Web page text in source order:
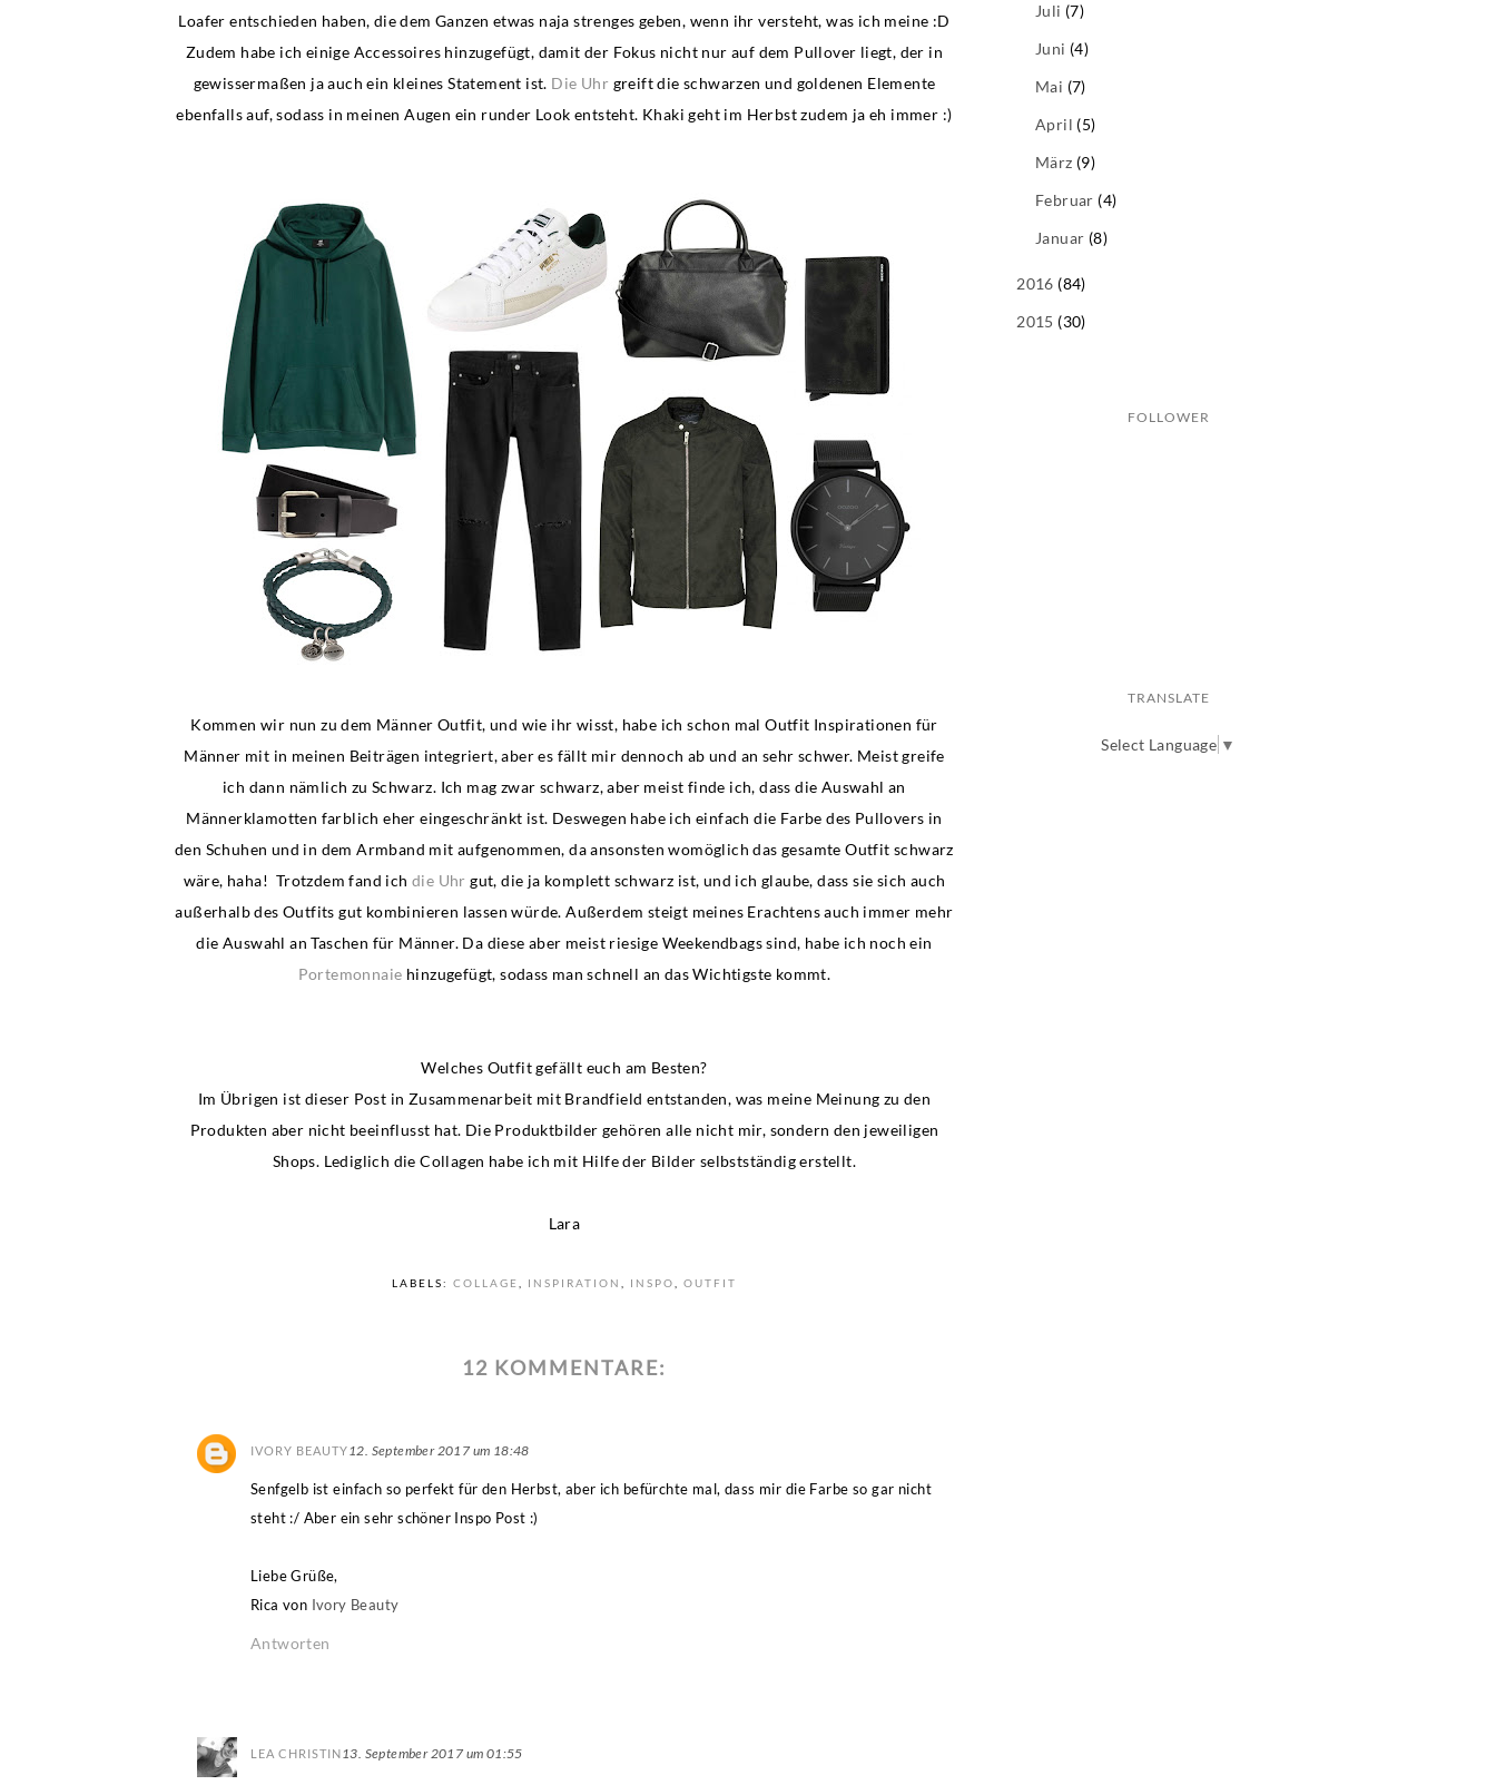
Loafer entschieden haben, die dem Ganzen etwas naja strenges geben, wenn ihr versteht, was ich meine :D
Zudem habe ich einige Accessoires hinzugefügt, damit der Fokus nicht nur auf dem Pullover liegt, der in
gewissermaßen ja auch ein kleines Statement ist. Die Uhr greift die schwarzen und goldenen Elemente
ebenfalls auf, sodass in meinen Augen ein runder Look entsteht. Khaki geht im Herbst zudem ja eh immer :)
Kommen wir nun zu dem Männer Outfit, und wie ihr wisst, habe ich schon mal Outfit Inspirationen für
Männer mit in meinen Beiträgen integriert, aber es fällt mir dennoch ab und an sehr schwer. Meist greife
ich dann nämlich zu Schwarz. Ich mag zwar schwarz, aber meist finde ich, dass die Auswahl an
Männerklamotten farblich eher eingeschränkt ist. Deswegen habe ich einfach die Farbe des Pullovers in
den Schuhen und in dem Armband mit aufgenommen, da ansonsten womöglich das gesamte Outfit schwarz
wäre, haha! Trotzdem fand ich die Uhr gut, die ja komplett schwarz ist, und ich glaube, dass sie sich auch
außerhalb des Outfits gut kombinieren lassen würde. Außerdem steigt meines Erachtens auch immer mehr
die Auswahl an Taschen für Männer. Da diese aber meist riesige Weekendbags sind, habe ich noch ein
Portemonnaie hinzugefügt, sodass man schnell an das Wichtigste kommt.
Welches Outfit gefällt euch am Besten?
Im Übrigen ist dieser Post in Zusammenarbeit mit Brandfield entstanden, was meine Meinung zu den
Produkten aber nicht beeinflusst hat. Die Produktbilder gehören alle nicht mir, sondern den jeweiligen
Shops. Lediglich die Collagen habe ich mit Hilfe der Bilder selbstständig erstellt.
Lara
LABELS: COLLAGE INSPIRATION INSPO OUTFIT
12 KOMMENTARE:
IVORY BEAUTY12. September 2017 um 18:48
Senfgelb ist einfach so perfekt für den Herbst, aber ich befürchte mal, dass mir die Farbe so gar nicht
steht :/ Aber ein sehr schöner Inspo Post :)
Liebe Grüße,
Rica von Ivory Beauty
Antworten
LEA CHRISTIN13. September 2017 um 01:55
Juli (7)
Juni (4)
Mai (7)
April (5)
März (9)
Februar (4)
Januar (8)
2016 (84)
2015 (30)
FOLLOWER
TRANSLATE
Select Language ▼